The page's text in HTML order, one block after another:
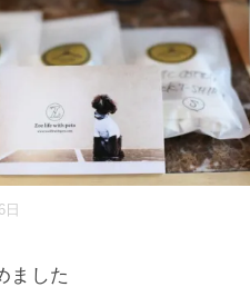
日
ました